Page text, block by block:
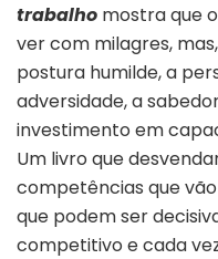
trabalho mostra que
ver com milagres,
postura humilde, a
adversidade, a
investimento em
Um livro que
competências que
que podem ser
competitivo e cada